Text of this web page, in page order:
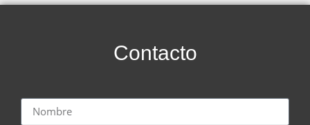
Contacto